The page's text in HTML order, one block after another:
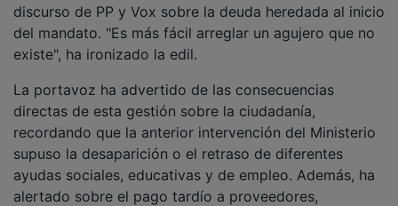
discurso de PP y Vox sobre la deuda heredada al inicio
del mandato. "Es más fácil arreglar un agujero que no
existe", ha ironizado la edil.
La portavoz ha advertido de las consecuencias
directas de esta gestión sobre la ciudadanía,
recordando que la anterior intervención del Ministerio
supuso la desaparición o el retraso de diferentes
ayudas sociales, educativas y de empleo. Además, ha
alertado sobre el pago tardío a proveedores,